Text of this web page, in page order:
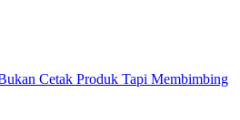
Cetak Produk Tapi Membimbing